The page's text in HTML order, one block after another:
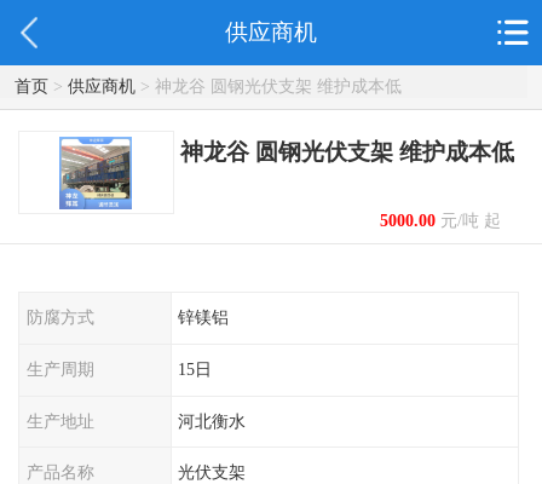
供应商机
首页> 供应商机> 神龙谷 圆钢光伏支架 维护成本低
神龙谷 圆钢光伏支架 维护成本低
5000.00元/吨 起
防腐方式 锌镁铝
生产周期 15日
生产地址 河北衡水
产品名称 光伏支架